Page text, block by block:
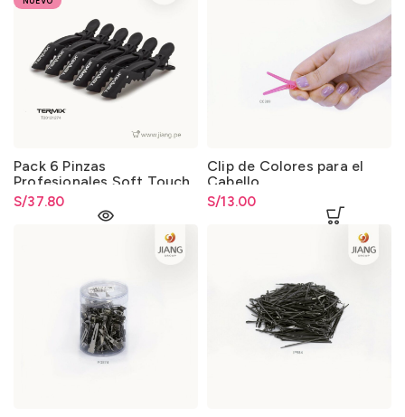
Pack 6 Pinzas
Profesionales Soft Touch
Termix
S/37.80
Clip de Colores para el
Cabello
S/13.00